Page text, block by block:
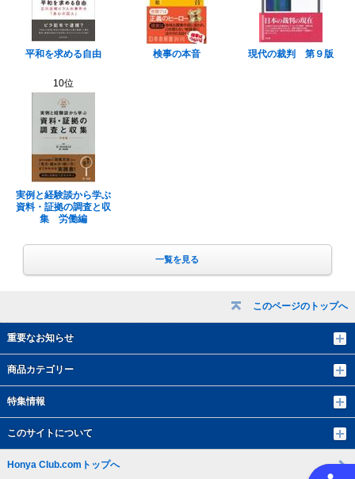
このページのトップへ
重要なお知らせ
商品カテゴリー
特集情報
このサイトについて
平和を求める自由 検事の本音 現代の裁判 第９版
10位
実例と経験談から学ぶ
資料・証拠の調査と収
集 労働編
一覧を見る
Honya Club.comトップへ